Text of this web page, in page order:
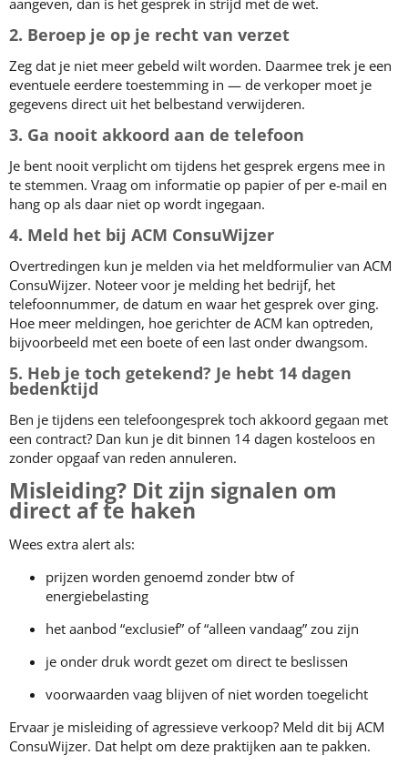
aangeven, dan is het gesprek in strijd met de wet.
2. Beroep je op je recht van verzet
Zeg dat je niet meer gebeld wilt worden. Daarmee trek je een
eventuele eerdere toestemming in — de verkoper moet je
gegevens direct uit het belbestand verwijderen.
3. Ga nooit akkoord aan de telefoon
Je bent nooit verplicht om tijdens het gesprek ergens mee in
te stemmen. Vraag om informatie op papier of per e-mail en
hang op als daar niet op wordt ingegaan.
4. Meld het bij ACM ConsuWijzer
Overtredingen kun je melden via het meldformulier van ACM
ConsuWijzer. Noteer voor je melding het bedrijf, het
telefoonnummer, de datum en waar het gesprek over ging.
Hoe meer meldingen, hoe gerichter de ACM kan optreden,
bijvoorbeeld met een boete of een last onder dwangsom.
5. Heb je toch getekend? Je hebt 14 dagen
bedenktijd
Ben je tijdens een telefoongesprek toch akkoord gegaan met
een contract? Dan kun je dit binnen 14 dagen kosteloos en
zonder opgaaf van reden annuleren.
Misleiding? Dit zijn signalen om
direct af te haken
Wees extra alert als:
prijzen worden genoemd zonder btw of
energiebelasting
het aanbod “exclusief” of “alleen vandaag” zou zijn
je onder druk wordt gezet om direct te beslissen
voorwaarden vaag blijven of niet worden toegelicht
Ervaar je misleiding of agressieve verkoop? Meld dit bij ACM
ConsuWijzer. Dat helpt om deze praktijken aan te pakken.